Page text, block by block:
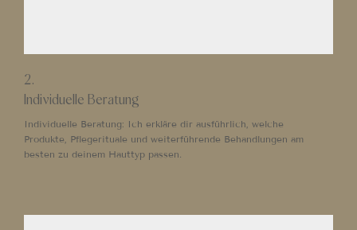
2.
Individuelle Beratung
Individuelle Beratung: Ich erkläre dir ausführlich, welche
Produkte, Pflegerituale und weiterführende Behandlungen am
besten zu deinem Hauttyp passen.